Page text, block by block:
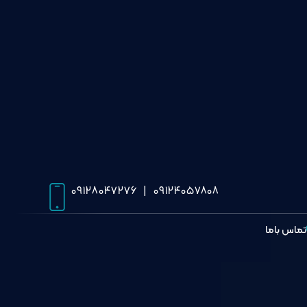
۰۹۱۲۴۰۵۷۸۰۸ | ۰۹۱۲۸۰۴۷۲۷۶
تماس باما